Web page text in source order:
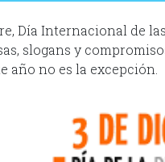
Día Internacional de
slogans y
año no es la excepción.